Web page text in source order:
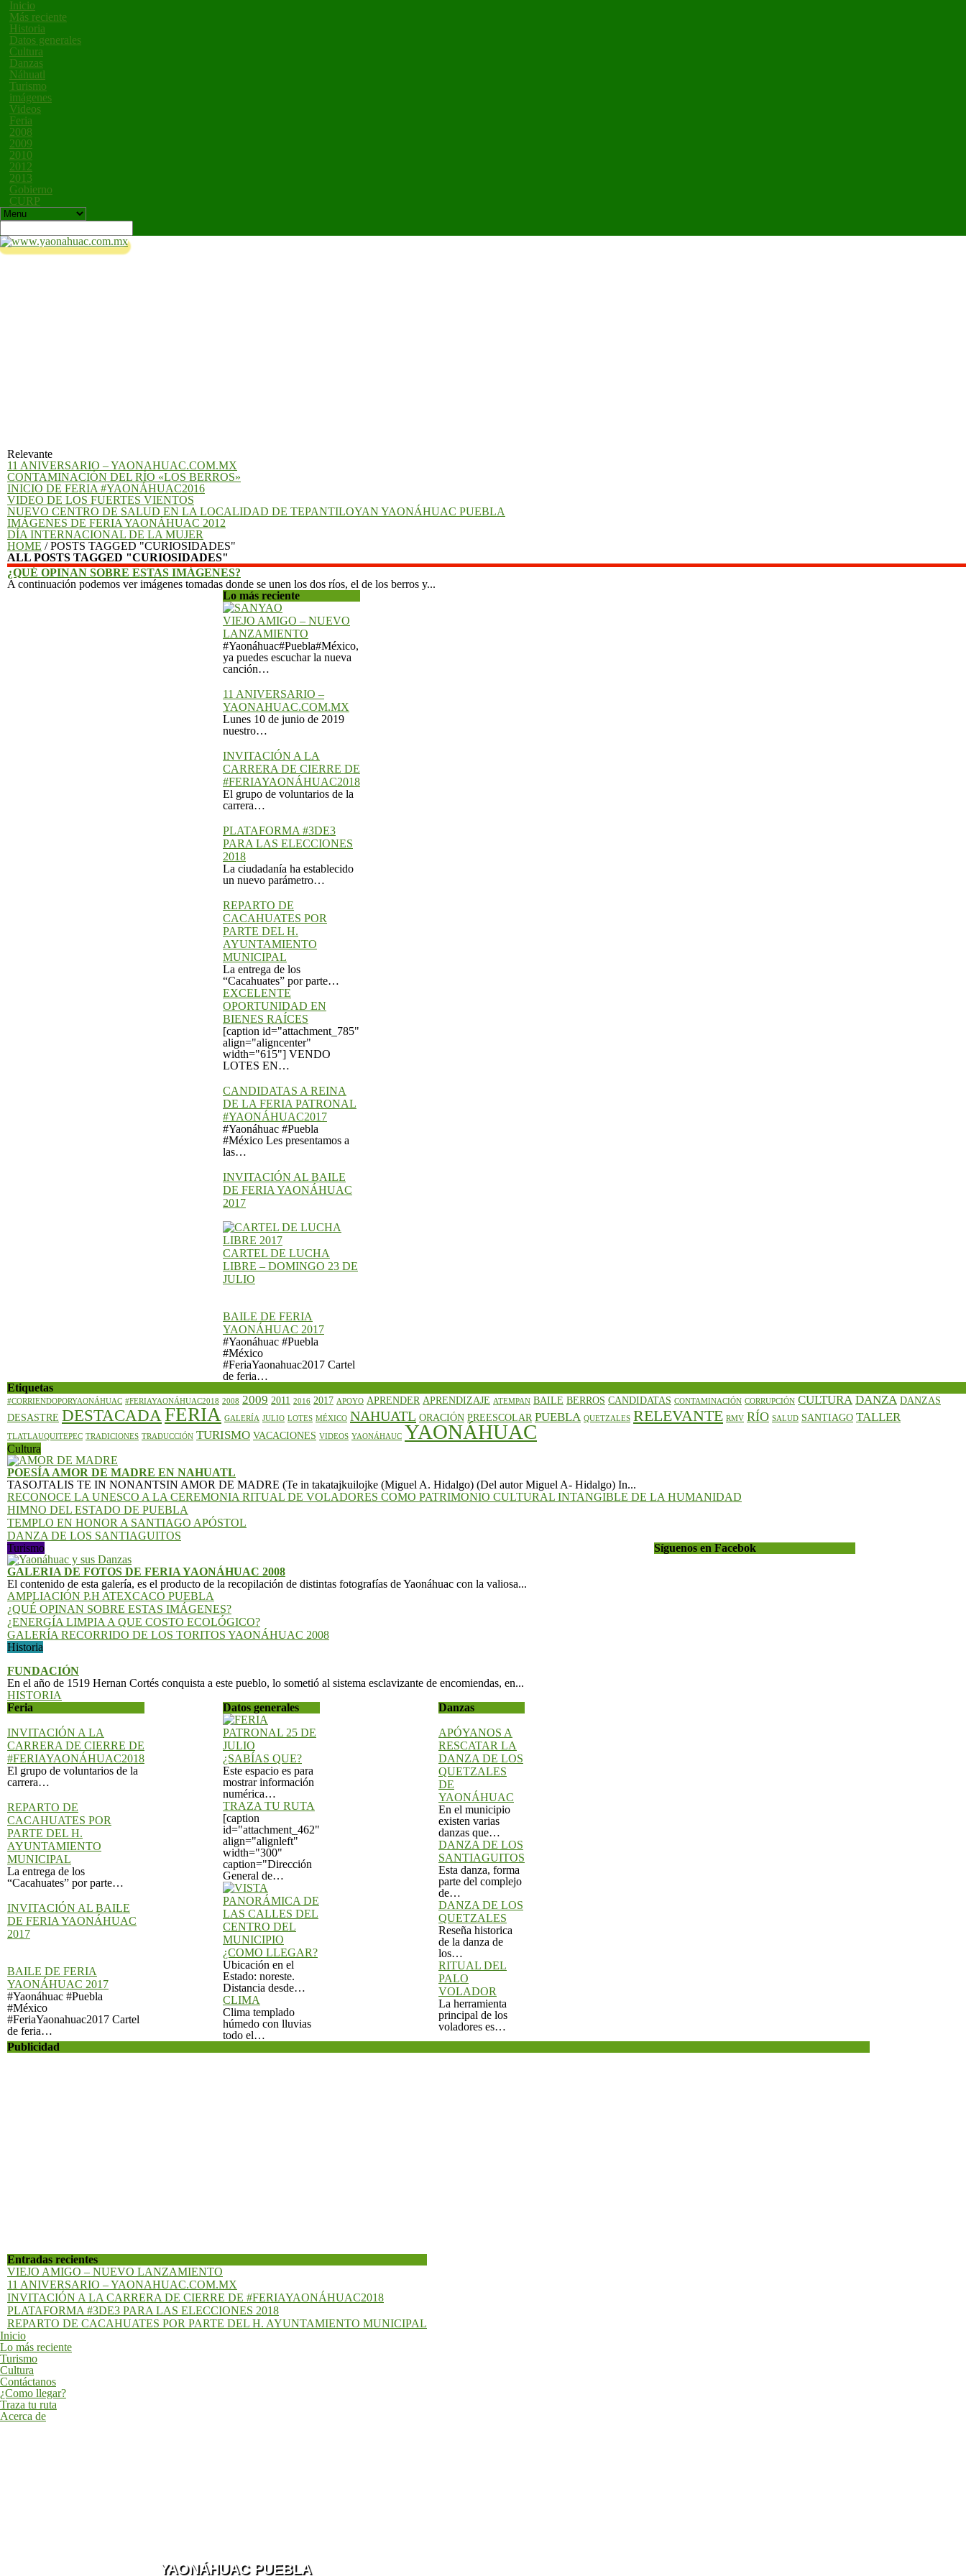
Inicio
Más reciente
Historia
Datos generales
Cultura
Danzas
Náhuatl
Turismo
imágenes
Videos
Feria
2008
2009
2010
2012
2013
Gobierno
CURP
YAONÁHUAC PUEBLA
Relevante
CONTAMINACIÓN DEL RÍO «LOS BERROS»
INICIO DE FERIA #YAONÁHUAC2016
VIDEO DE LOS FUERTES VIENTOS
NUEVO CENTRO DE SALUD EN LA LOCALIDAD DE TEPANTILOYAN YAONÁHUAC PUEBLA
IMÁGENES DE FERIA YAONÁHUAC 2012
DÍA INTERNACIONAL DE LA MUJER
HOME/POSTS TAGGED "CURIOSIDADES"
ALL POSTS TAGGED "CURIOSIDADES"
¿QUÉ OPINAN SOBRE ESTAS IMÁGENES?
A continuación podemos ver imágenes tomadas donde se unen los dos ríos, el de los berros y...
Lo más reciente
VIEJO AMIGO – NUEVO
LANZAMIENTO
#Yaonáhuac#Puebla#México,
ya puedes escuchar la nueva
canción…
11 ANIVERSARIO –
YAONAHUAC.COM.MX
Lunes 10 de junio de 2019
nuestro…
INVITACIÓN A LA
CARRERA DE CIERRE DE
#FERIAYAONÁHUAC2018
El grupo de voluntarios de la
carrera…
PLATAFORMA #3DE3
PARA LAS ELECCIONES
2018
La ciudadanía ha establecido
un nuevo parámetro…
REPARTO DE
CACAHUATES POR
PARTE DEL H.
AYUNTAMIENTO
MUNICIPAL
La entrega de los
“Cacahuates” por parte…
EXCELENTE
OPORTUNIDAD EN
BIENES RAÍCES
[caption id="attachment_785"
align="aligncenter"
width="615"] VENDO
LOTES EN…
CANDIDATAS A REINA
DE LA FERIA PATRONAL
#YAONÁHUAC2017
#Yaonáhuac #Puebla
#México Les presentamos a
las…
INVITACIÓN AL BAILE
DE FERIA YAONÁHUAC
2017
CARTEL DE LUCHA
LIBRE – DOMINGO 23 DE
JULIO
YAONÁHUAC 2017
#Yaonáhuac #Puebla
#México
#FeriaYaonahuac2017 Cartel
de feria…
#CORRIENDOPORYAONÁHUAC #FERIAYAONÁHUAC2018 2008 2009 2011 2016 2017 APOYO APRENDER APRENDIZAJE ATEMPAN BAILE BERROS CANDIDATAS CONTAMINACIÓN CORRUPCIÓN CULTURA DANZA DANZAS
DESASTRE DESTACADAFERIA GALERÍA JULIO LOTES MÉXICO NAHUATL ORACIÓN PREESCOLAR PUEBLA QUETZALES RELEVANTE RMV RÍO SALUD SANTIAGO TALLER
TLATLAUQUITEPEC TRADICIONES TRADUCCIÓN TURISMO VACACIONES VIDEOS YAONÁHAUC YAONÁHUAC
POESÍA AMOR DE MADRE EN NAHUATL
TASOJTALIS TE IN NONANTSIN AMOR DE MADRE (Te in takatajkuilojke (Miguel A. Hidalgo) (Del autor Miguel A- Hidalgo) In...
RECONOCE LA UNESCO A LA CEREMONIA RITUAL DE VOLADORES COMO PATRIMONIO CULTURAL INTANGIBLE DE LA HUMANIDAD
HIMNO DEL ESTADO DE PUEBLA
TEMPLO EN HONOR A SANTIAGO APÓSTOL
DANZA DE LOS SANTIAGUITOS
Turismo
GALERIA DE FOTOS DE FERIA YAONÁHUAC 2008
El contenido de esta galería, es el producto de la recopilación de distintas fotografías de Yaonáhuac con la valiosa...
AMPLIACIÓN P.H ATEXCACO PUEBLA
¿QUÉ OPINAN SOBRE ESTAS IMÁGENES?
¿ENERGÍA LIMPIA A QUE COSTO ECOLÓGICO?
GALERÍA RECORRIDO DE LOS TORITOS YAONÁHUAC 2008
Historia
FUNDACIÓN
En el año de 1519 Hernan Cortés conquista a este pueblo, lo sometió al sistema esclavizante de encomiendas, en...
HISTORIA
Feria
INVITACIÓN A LA
CARRERA DE CIERRE DE
#FERIAYAONÁHUAC2018
El grupo de voluntarios de la
carrera…
REPARTO DE
CACAHUATES POR
PARTE DEL H.
AYUNTAMIENTO
MUNICIPAL
La entrega de los
“Cacahuates” por parte…
INVITACIÓN AL BAILE
DE FERIA YAONÁHUAC
2017
YAONÁHUAC 2017
#Yaonáhuac #Puebla
#México
#FeriaYaonahuac2017 Cartel
de feria…
Datos generales
¿SABÍAS QUE?
Este espacio es para
mostrar información
numérica…
TRAZA TU RUTA
[caption
id="attachment_462"
align="alignleft"
width="300"
caption="Dirección
General de…
¿COMO LLEGAR?
Ubicación en el
Estado: noreste.
Distancia desde…
CLIMA
Clima templado
húmedo con lluvias
todo el…
Danzas
APÓYANOS A
RESCATAR LA
DANZA DE LOS
QUETZALES
DE
YAONÁHUAC
En el municipio
existen varias
danzas que…
DANZA DE LOS
SANTIAGUITOS
Esta danza, forma
parte del complejo
de…
DANZA DE LOS
QUETZALES
Reseña historica
de la danza de
los…
RITUAL DEL
PALO
VOLADOR
La herramienta
principal de los
voladores es…
Publicidad
VIEJO AMIGO – NUEVO LANZAMIENTO
11 ANIVERSARIO – YAONAHUAC.COM.MX
INVITACIÓN A LA CARRERA DE CIERRE DE #FERIAYAONÁHUAC2018
PLATAFORMA #3DE3 PARA LAS ELECCIONES 2018
REPARTO DE CACAHUATES POR PARTE DEL H. AYUNTAMIENTO MUNICIPAL
Inicio
Lo más reciente
Turismo
Cultura
Contáctanos
¿Como llegar?
Traza tu ruta
Acerca de